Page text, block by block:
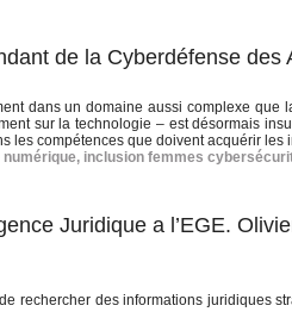
de la Cyberdéfense des
dans un domaine aussi complexe que
sur la technologie – est désormais
les compétences que doivent acquérir les
, inclusion femmes
Juridique a l’EGE.
rechercher des informations juridiques